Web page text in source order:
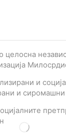
целосна
и
и сиромашни